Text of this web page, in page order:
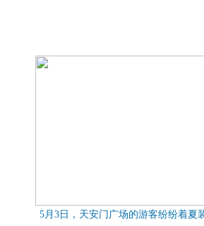
5月3日，天安门广场的游客纷纷着夏